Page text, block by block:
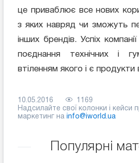
це приваблює все нових
з яких навряд чи зможуть
інших брендів. Успіх
поєднання технічних і
втіленням якого і є продукти
10.05.2016
1169
Надсилайте свої колонки і кейси
маркетинг на info@iworld.ua
Популярні